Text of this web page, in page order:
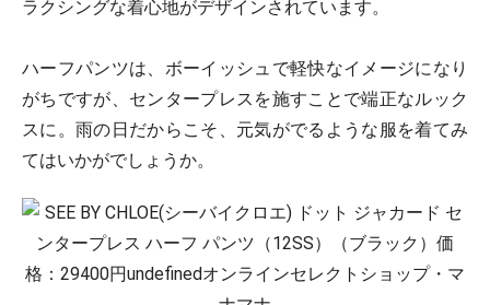
ラクシングな着心地がデザインされています。
ハーフパンツは、ボーイッシュで軽快なイメージになり
がちですが、センタープレスを施すことで端正なルック
スに。雨の日だからこそ、元気がでるような服を着てみ
てはいかがでしょうか。